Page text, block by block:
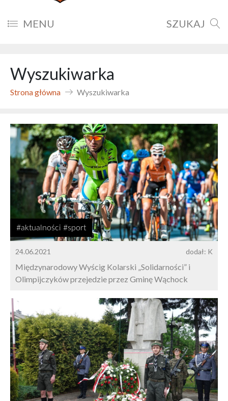
MENU SZUKAJ
Wyszukiwarka
Strona główna Wyszukiwarka
#aktualności #sport
24.06.2021 dodał: K
Międzynarodowy Wyścig Kolarski „Solidarności” i
Olimpijczyków przejedzie przez Gminę Wąchock